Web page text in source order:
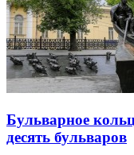
Бульварное
десять бульваров